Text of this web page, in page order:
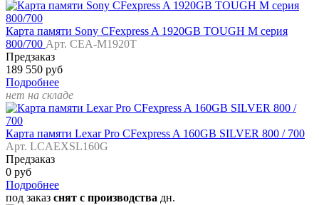
Карта памяти Sony CFexpress A 1920GB TOUGH M серия
800/700 Арт. CEA-M1920T
Предзаказ
189 550 руб
Подробнее
нет на складе
Карта памяти Lexar Pro CFexpress A 160GB SILVER 800 / 700
Арт. LCAEXSL160G
Предзаказ
0 руб
Подробнее
под заказ снят с производства дн.